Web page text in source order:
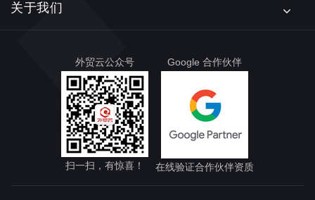
关于我们
外贸云公众号
扫一扫，有惊喜！
Google 合作伙伴
在线验证合作伙伴资质